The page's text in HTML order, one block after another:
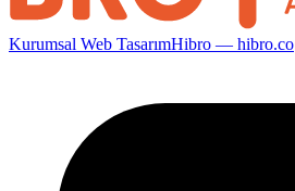
Kurumsal Web TasarımHibro — hibro.co